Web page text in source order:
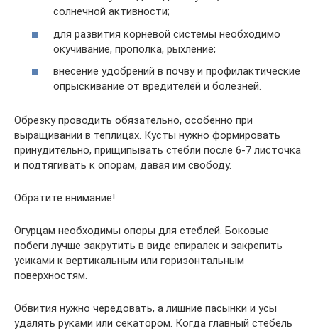
солнечной активности;
для развития корневой системы необходимо
окучивание, прополка, рыхление;
внесение удобрений в почву и профилактические
опрыскивание от вредителей и болезней.
Обрезку проводить обязательно, особенно при
выращивании в теплицах. Кусты нужно формировать
принудительно, прищипывать стебли после 6-7 листочка
и подтягивать к опорам, давая им свободу.
Обратите внимание!
Огурцам необходимы опоры для стеблей. Боковые
побеги лучше закрутить в виде спиралек и закрепить
усиками к вертикальным или горизонтальным
поверхностям.
Обвития нужно чередовать, а лишние пасынки и усы
удалять руками или секатором. Когда главный стебель